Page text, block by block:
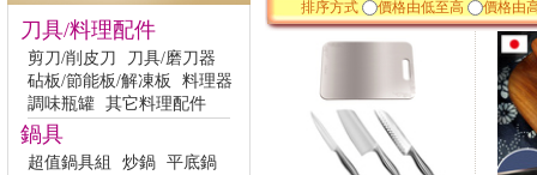
刀具/料理配件
剪刀/削皮刀
刀具/磨刀器
砧板/節能板/解凍板
料理器
調味瓶罐 其它料理配件
鍋具
超值鍋具組 炒鍋 平底鍋
排序方式
價格由低至高 價格由